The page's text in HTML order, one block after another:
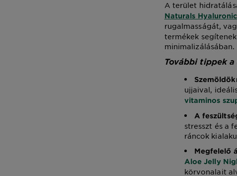
A terület
Naturals
rugalmasságát,
termékek
minimalizálásában.
További tippek
ujjaival,
vitaminos
A
stresszt és a
ráncok
Megfelelő
Aloe Jelly
körvonalait